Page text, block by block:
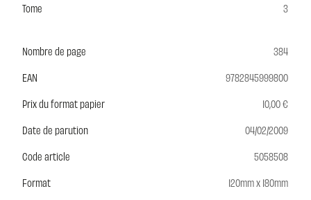
Tome
3
Nombre de page
384
EAN
9782845999800
Prix du format papier
10,00 €
Date de parution
04/02/2009
Code article
5058508
Format
120mm x 180mm